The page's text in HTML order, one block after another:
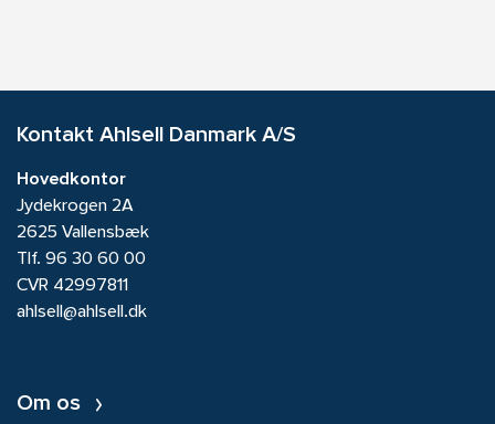
Kontakt Ahlsell Danmark A/S
Hovedkontor
Jydekrogen 2A
2625 Vallensbæk
Tlf. 96 30 60 00
CVR 42997811
ahlsell@ahlsell.dk
Om os